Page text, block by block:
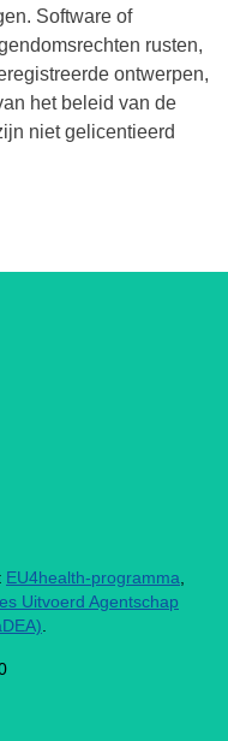
Software of
rusten,
ontwerpen,
het beleid van de
niet gelicentieerd
EU4health-programma
Uitvoerd Agentschap